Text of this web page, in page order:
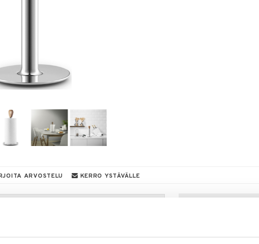
ARVOSTELU KERRO YSTÄVÄLLE
hinnoilla!